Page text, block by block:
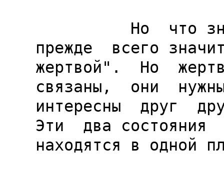
прежде  всего
жертвой".  Но
связаны,  они
интересны  друг
Эти  два состояния
находятся в одной